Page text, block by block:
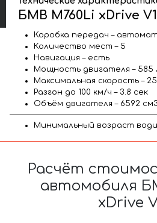
БМВ M760Li xDrive
Коробка передач –
Количество мест – 5
Навигация – есть
Мощность двигателя – 585
Максимальная скорость –
Разгон до 100 км/ч – 3.8 сек
Объём двигателя – 6592 см3
Минимальный возраст
Расчёт
автомобиля
xDrive